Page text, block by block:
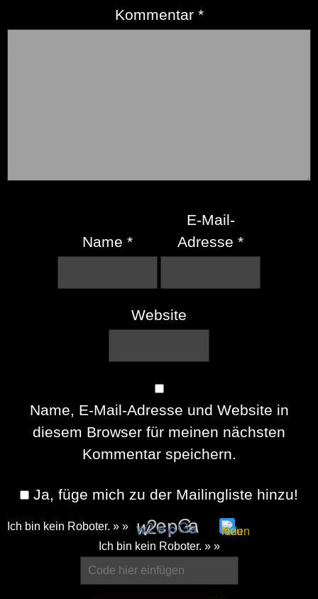
Kommentar *
Name *
E-Mail-
Adresse*
Website
Name, E-Mail-Adresse und Website in
diesem Browser für meinen nächsten
Kommentar speichern.
Ja, füge mich zu der Mailingliste hinzu!
Ich bin kein Roboter. » »
Ich bin kein Roboter. » »